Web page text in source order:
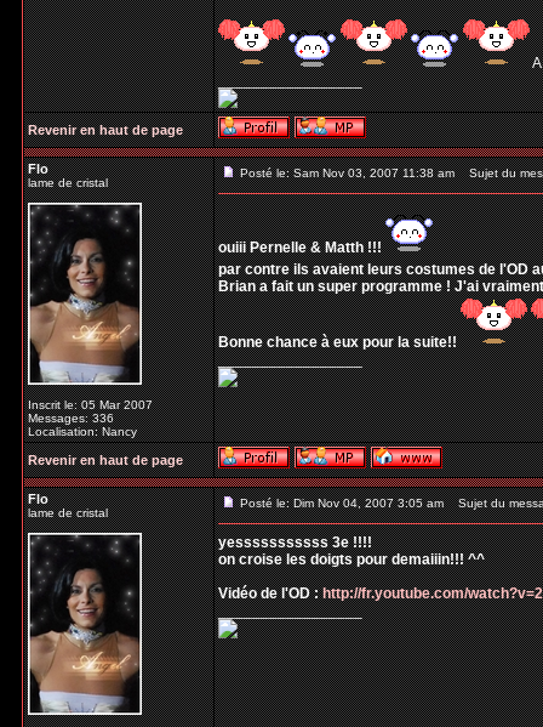
_________________
Revenir en haut de page
Flo
lame de cristal
Inscrit le: 05 Mar 2007
Messages: 336
Localisation: Nancy
Posté le: Sam Nov 03, 2007 11:38 am Sujet du
ouiii Pernelle & Matth !!!
par contre ils avaient leurs costumes de l'OD
Brian a fait un super programme ! J'ai
Bonne chance à eux pour la suite!!
_________________
Revenir en haut de page
Flo
lame de cristal
Posté le: Dim Nov 04, 2007 3:05 am Sujet du
yesssssssssss 3e !!!!
on croise les doigts pour demaiiin!!! ^^
Vidéo de l'OD :http://fr.youtube.com/
_________________